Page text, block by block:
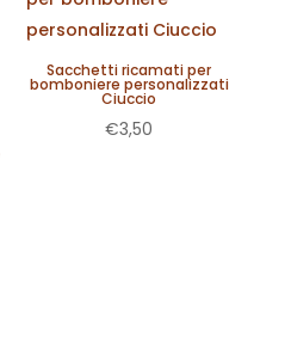
Sacchetti ricamati per
bomboniere personalizzati
Ciuccio
€3,50